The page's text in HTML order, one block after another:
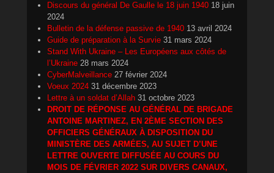
Discours du général De Gaulle le 18 juin 1940 18 juin
2024
Bulletin de la défense passive de 1940 13 avril 2024
Guide de préparation à la Survie 31 mars 2024
Stand With Ukraine – Les Européens aux côtés de
l’Ukraine 28 mars 2024
CyberMalveillance 27 février 2024
Voeux 2024 31 décembre 2023
Lettre à un soldat d’Allah 31 octobre 2023
DROIT DE RÉPONSE AU GÉNÉRAL DE BRIGADE
ANTOINE MARTINEZ, EN 2ÈME SECTION DES
OFFICIERS GÉNÉRAUX À DISPOSITION DU
MINISTÈRE DES ARMÉES, AU SUJET D’UNE
LETTRE OUVERTE DIFFUSÉE AU COURS DU
MOIS DE FÉVRIER 2022 SUR DIVERS CANAUX,